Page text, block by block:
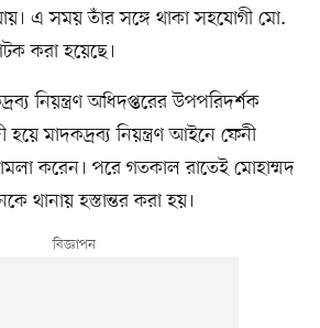
এ সময় তাঁর সঙ্গে থাকা সহযোগী মো.
করা হয়েছে।
নিয়ন্ত্রণ অধিদপ্তরের উপপরিদর্শক
মাদকদ্রব্য নিয়ন্ত্রণ আইনে ফেনী
করেন। পরে গতকাল রাতেই মোহাম্মদ
থানায় হস্তান্তর করা হয়।